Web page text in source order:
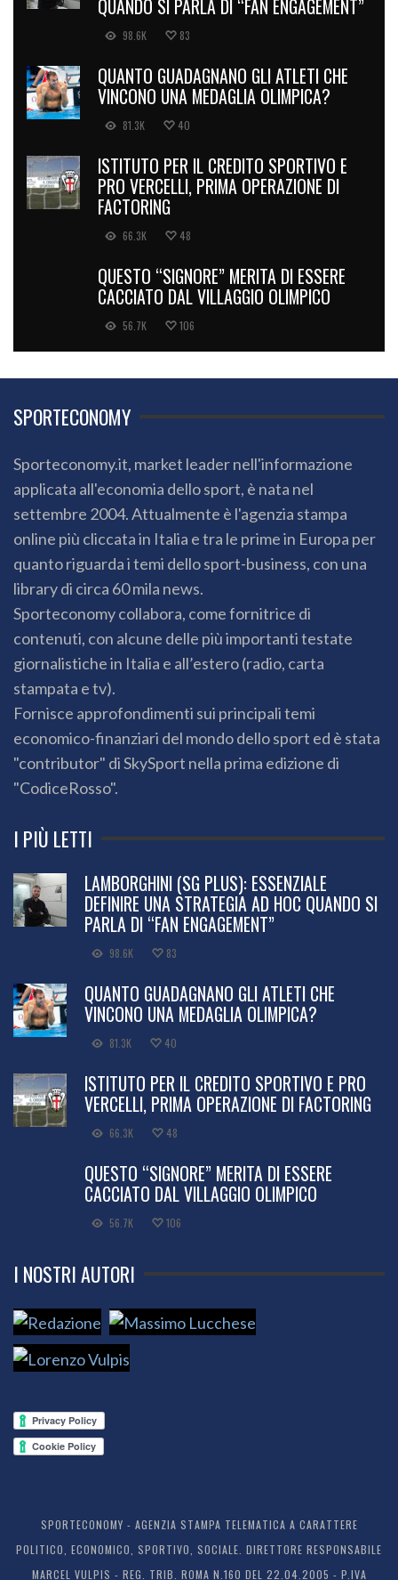
QUANDO SI PARLA DI “FAN ENGAGEMENT”
98.6K 83
QUANTO GUADAGNANO GLI ATLETI CHE
VINCONO UNA MEDAGLIA OLIMPICA?
81.3K 40
ISTITUTO PER IL CREDITO SPORTIVO E
PRO VERCELLI, PRIMA OPERAZIONE DI
FACTORING
66.3K 48
QUESTO “SIGNORE” MERITA DI ESSERE
CACCIATO DAL VILLAGGIO OLIMPICO
56.7K 106
SPORTECONOMY
Sporteconomy.it, market leader nell'informazione
applicata all'economia dello sport, è nata nel
settembre 2004. Attualmente è l'agenzia stampa
online più cliccata in Italia e tra le prime in Europa per
quanto riguarda i temi dello sport-business, con una
library di circa 60 mila news.
Sporteconomy collabora, come fornitrice di
contenuti, con alcune delle più importanti testate
giornalistiche in Italia e all’estero (radio, carta
stampata e tv).
Fornisce approfondimenti sui principali temi
economico-finanziari del mondo dello sport ed è stata
"contributor" di SkySport nella prima edizione di
"CodiceRosso".
I PIÙ LETTI
LAMBORGHINI (SG PLUS): ESSENZIALE
DEFINIRE UNA STRATEGIA AD HOC QUANDO SI
PARLA DI “FAN ENGAGEMENT”
98.6K 83
QUANTO GUADAGNANO GLI ATLETI CHE
VINCONO UNA MEDAGLIA OLIMPICA?
81.3K 40
ISTITUTO PER IL CREDITO SPORTIVO E PRO
VERCELLI, PRIMA OPERAZIONE DI FACTORING
66.3K 48
QUESTO “SIGNORE” MERITA DI ESSERE
CACCIATO DAL VILLAGGIO OLIMPICO
56.7K 106
I NOSTRI AUTORI
SPORTECONOMY - AGENZIA STAMPA TELEMATICA A CARATTERE
POLITICO, ECONOMICO, SPORTIVO, SOCIALE. DIRETTORE RESPONSABILE
MARCEL VULPIS - REG. TRIB. ROMA N.160 DEL 22.04.2005 - P.IVA